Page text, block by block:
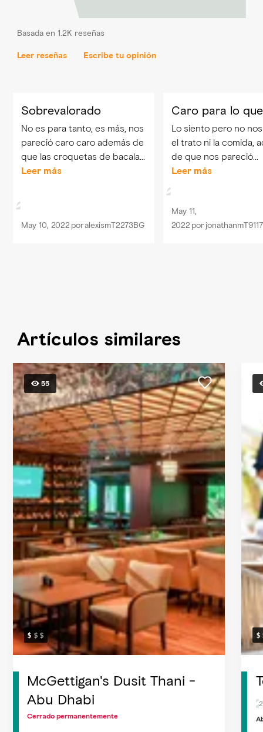
Basada en 1.2K reseñas
Leer reseñas Escribe tu opinión
Sobrevalorado
No es para tanto, es más, nos
pareció caro caro además de
que las croquetas de bacalao
estaban faltas de sabor. Muy
Leer más
May 10, 2022 poralexismT2273BG
Caro para lo
Lo siento pero no
el trato ni la comida,
de que nos pareció
demasiado caro.
recomendó, pero
se dejaron llevar por...
Leer más
May 11,
2022 por
Artículos similares
55
McGettigan's Dusit Thani -
Abu Dhabi
Cerrado permanentemente